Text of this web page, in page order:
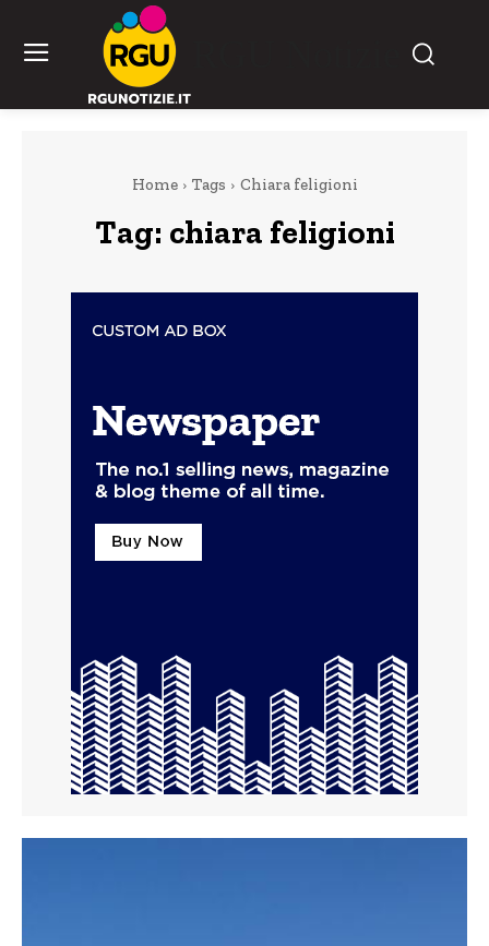
Home Tags Chiara feligioni
Tag: chiara feligioni